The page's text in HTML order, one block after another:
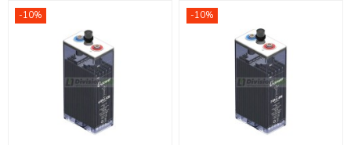
-10% -10%